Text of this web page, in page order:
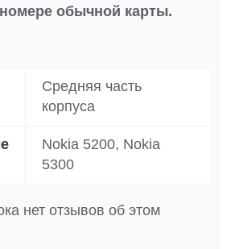
обычной карты.
Средняя часть
корпуса
Nokia 5200, Nokia
5300
нет отзывов об этом